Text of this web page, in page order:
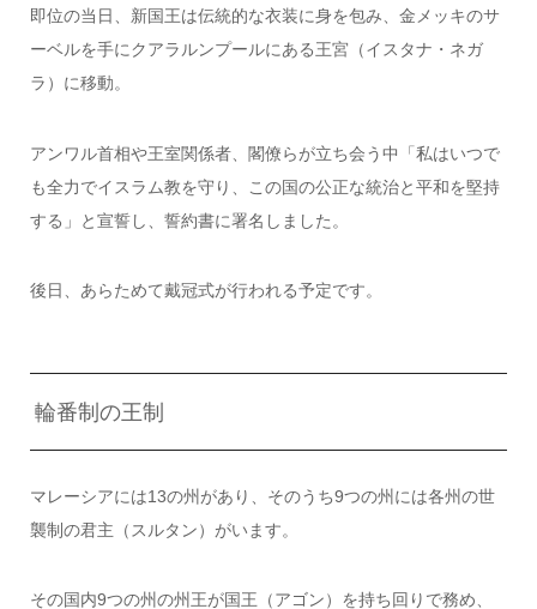
即位の当日、新国王は伝統的な衣装に身を包み、金メッキのサ
ーベルを手にクアラルンプールにある王宮（イスタナ・ネガ
ラ）に移動。
アンワル首相や王室関係者、閣僚らが立ち会う中「私はいつで
も全力でイスラム教を守り、この国の公正な統治と平和を堅持
する」と宣誓し、誓約書に署名しました。
後日、あらためて戴冠式が行われる予定です。
輪番制の王制
マレーシアには13の州があり、そのうち9つの州には各州の世
襲制の君主（スルタン）がいます。
その国内9つの州の州王が国王（アゴン）を持ち回りで務め、